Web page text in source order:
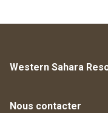
Western Sahara
Nous contacter